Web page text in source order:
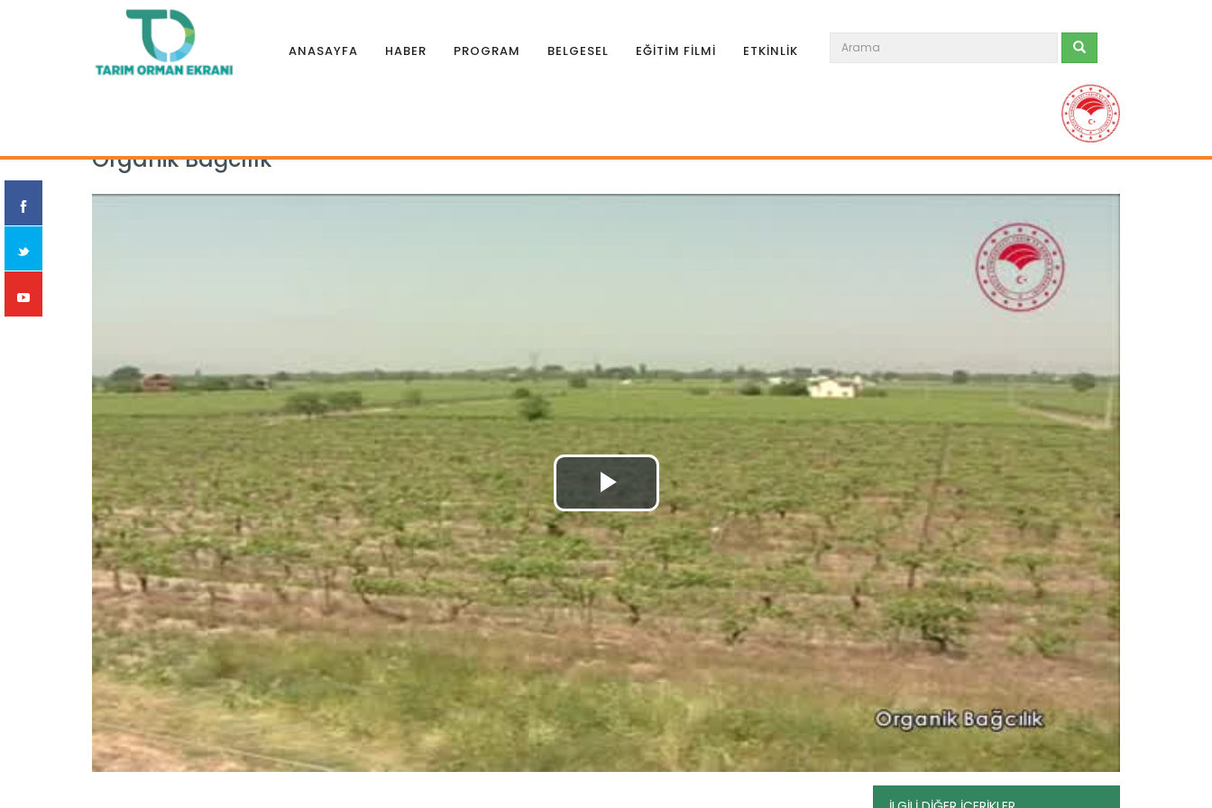
ANASAYFA HABER PROGRAM BELGESEL EĞİTİM FİLMİ ETKİNLİK
Organik Bağcılık
Organik Zeytin Yetiştiriciliği
Organik Turunçgil...
Devamını Oku ->